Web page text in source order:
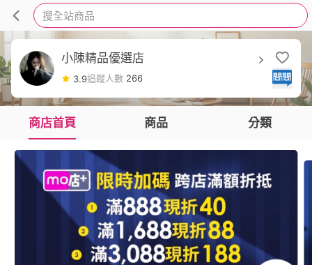
搜全站商品
小陳精品優選店
3.9追蹤人數 266
商店首頁 商品 分類